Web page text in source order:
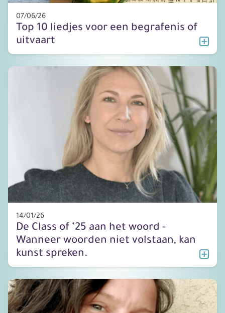
07/06/26
Top 10 liedjes voor een begrafenis of
uitvaart
14/01/26
De Class of ’25 aan het woord -
Wanneer woorden niet volstaan, kan
kunst spreken.